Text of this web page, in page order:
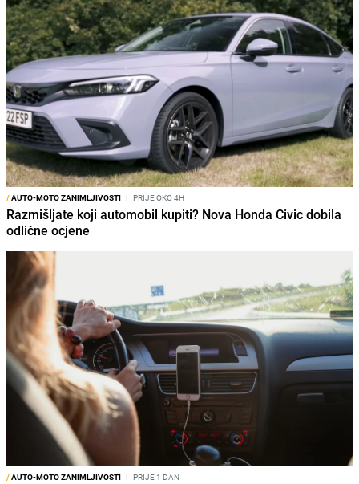
/AUTO-MOTO ZANIMLJIVOSTI I PRIJE OKO 4H
Razmišljate koji automobil kupiti? Nova Honda Civic dobila
odlične ocjene
/AUTO-MOTO ZANIMLJIVOSTI I PRIJE 1 DAN